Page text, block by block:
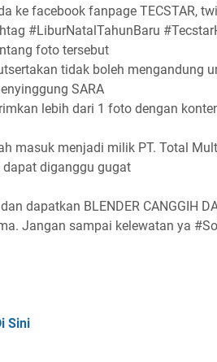
ke facebook fanpage TECSTAR,
#LiburNatalTahunBaru
foto tersebut
tidak boleh mengandung
SARA
lebih dari 1 foto dengan
masuk menjadi milik PT. Total
diganggu gugat
dapatkan BLENDER CANGGIH
Jangan sampai kelewatan ya
Sini